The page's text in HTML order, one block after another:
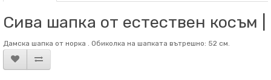
Сива шапка от естествен косъм |
Дамска шапка от норка . Обиколка на шапката вътрешно: 52 см.